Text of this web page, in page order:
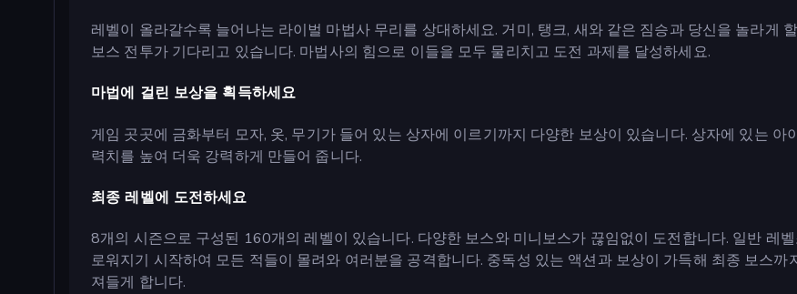
레벨이 올라갈수록 늘어나는 라이벌 마법사 무리를 상대하세요. 거미, 탱크, 새와 같은 짐승과 당신을 놀라게
보스 전투가 기다리고 있습니다. 마법사의 힘으로 이들을 모두 물리치고 도전 과제를 달성하세요.
마법에 걸린 보상을 획득하세요
게임 곳곳에 금화부터 모자, 옷, 무기가 들어 있는 상자에 이르기까지 다양한 보상이 있습니다. 상자에 있는 아
력치를 높여 더욱 강력하게 만들어 줍니다.
최종 레벨에 도전하세요
8개의 시즌으로 구성된 160개의 레벨이 있습니다. 다양한 보스와 미니보스가 끊임없이 도전합니다. 일반 레
로워지기 시작하여 모든 적들이 몰려와 여러분을 공격합니다. 중독성 있는 액션과 보상이 가득해 최종 보스까
져들게 합니다.